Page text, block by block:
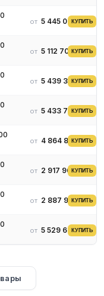
от 5 445 030 ₽КУПИТЬ
от 5 112 701 ₽КУПИТЬ
от 5 439 350 ₽КУПИТЬ
от 5 433 771 ₽КУПИТЬ
от 4 864 811 ₽КУПИТЬ
от 2 917 963 ₽КУПИТЬ
от 2 887 975 ₽
КУПИТЬ
от 5 529 644 ₽КУПИТЬ